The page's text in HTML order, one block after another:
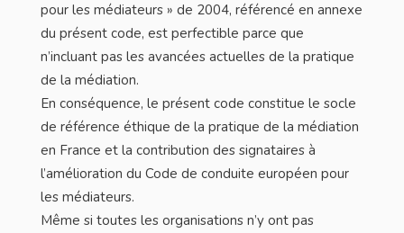
pour les médiateurs » de 2004, référencé en annexe
du présent code, est perfectible parce que
n’incluant pas les avancées actuelles de la pratique
de la médiation.
En conséquence, le présent code constitue le socle
de référence éthique de la pratique de la médiation
en France et la contribution des signataires à
l’amélioration du Code de conduite européen pour
les médiateurs.
Même si toutes les organisations n’y ont pas